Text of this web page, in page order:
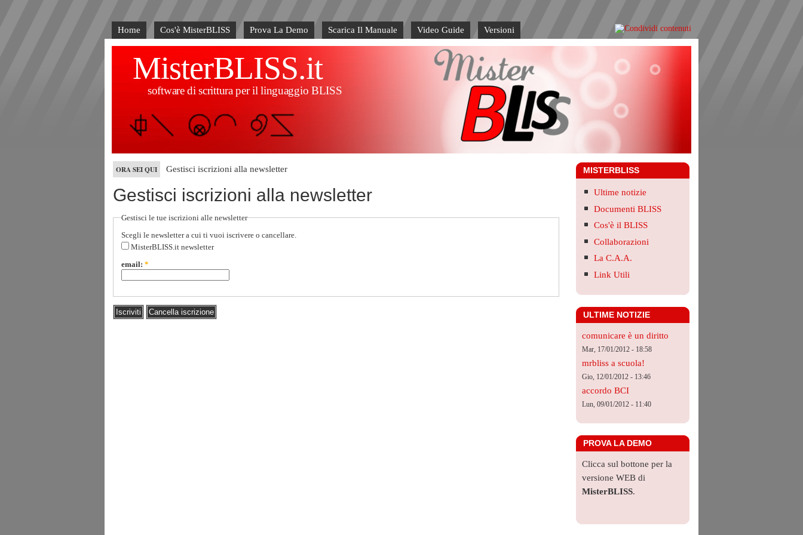
Home Cos'è MisterBLISS Prova La Demo Scarica Il Manuale Video Guide Versioni
MisterBLISS.it
software di scrittura per il linguaggio BLISS
ORA SEI QUI Gestisci iscrizioni alla newsletter
Gestisci iscrizioni alla newsletter
Gestisci le tue iscrizioni alle newsletter
Scegli le newsletter a cui ti vuoi iscrivere o cancellare.
MisterBLISS.it newsletter
email: *
MISTERBLISS
Ultime notizie
Documenti BLISS
Cos'è il BLISS
Collaborazioni
La C.A.A.
Link Utili
ULTIME NOTIZIE
comunicare è un diritto
Mar, 17/01/2012 - 18:58
mrbliss a scuola!
Gio, 12/01/2012 - 13:46
accordo BCI
Lun, 09/01/2012 - 11:40
PROVA LA DEMO
Clicca sul bottone per la
versione WEB di
MisterBLISS.